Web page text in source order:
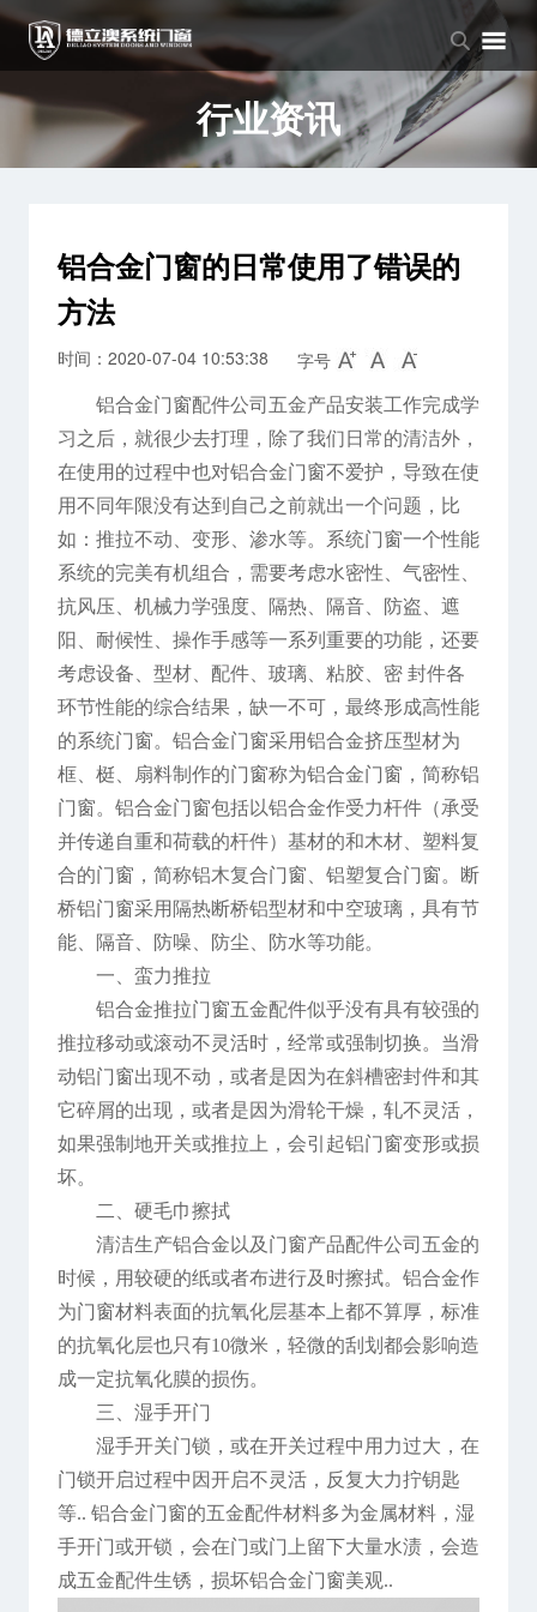
品牌中心
品牌介绍
企业文化
产品中心
窗系列
门系列
新闻中心
公司新闻
行业资讯
行业资讯
铝合金门窗的日常使用了错误的
方法
时间：2020-07-04 10:53:38 字号
铝合金门窗配件公司五金产品安装工作完成学
习之后，就很少去打理，除了我们日常的清洁外，
在使用的过程中也对铝合金门窗不爱护，导致在使
用不同年限没有达到自己之前就出一个问题，比
如：推拉不动、变形、渗水等。系统门窗一个性能
系统的完美有机组合，需要考虑水密性、气密性、
抗风压、机械力学强度、隔热、隔音、防盗、遮
阳、耐候性、操作手感等一系列重要的功能，还要
考虑设备、型材、配件、玻璃、粘胶、密 封件各
环节性能的综合结果，缺一不可，最终形成高性能
的系统门窗。铝合金门窗采用铝合金挤压型材为
框、梃、扇料制作的门窗称为铝合金门窗，简称铝
门窗。铝合金门窗包括以铝合金作受力杆件（承受
并传递自重和荷载的杆件）基材的和木材、塑料复
合的门窗，简称铝木复合门窗、铝塑复合门窗。断
桥铝门窗采用隔热断桥铝型材和中空玻璃，具有节
能、隔音、防噪、防尘、防水等功能。
一、蛮力推拉
铝合金推拉门窗五金配件似乎没有具有较强的
推拉移动或滚动不灵活时，经常或强制切换。当滑
动铝门窗出现不动，或者是因为在斜槽密封件和其
它碎屑的出现，或者是因为滑轮干燥，轧不灵活，
如果强制地开关或推拉上，会引起铝门窗变形或损
坏。
二、硬毛巾擦拭
清洁生产铝合金以及门窗产品配件公司五金的
时候，用较硬的纸或者布进行及时擦拭。铝合金作
为门窗材料表面的抗氧化层基本上都不算厚，标准
的抗氧化层也只有10微米，轻微的刮划都会影响造
成一定抗氧化膜的损伤。
三、湿手开门
湿手开关门锁，或在开关过程中用力过大，在
门锁开启过程中因开启不灵活，反复大力拧钥匙
等.. 铝合金门窗的五金配件材料多为金属材料，湿
手开门或开锁，会在门或门上留下大量水渍，会造
成五金配件生锈，损坏铝合金门窗美观..